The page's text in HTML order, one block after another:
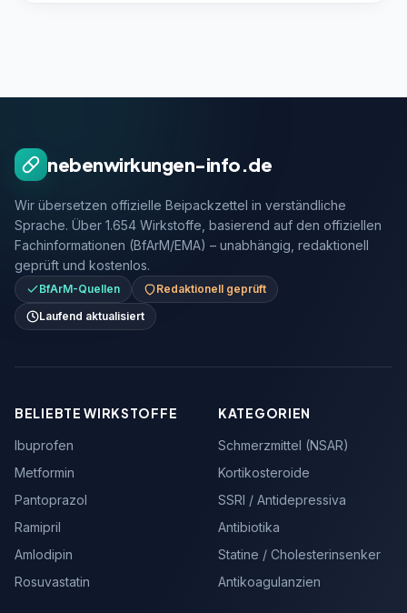
nebenwirkungen-info.de
Wir übersetzen offizielle Beipackzettel in verständliche
Sprache. Über 1.654 Wirkstoffe, basierend auf den offiziellen
Fachinformationen (BfArM/EMA) – unabhängig, redaktionell
geprüft und kostenlos.
BfArM-Quellen
Redaktionell geprüft
Laufend aktualisiert
BELIEBTE WIRKSTOFFE
Ibuprofen
Metformin
Pantoprazol
Ramipril
Amlodipin
Rosuvastatin
KATEGORIEN
Schmerzmittel (NSAR)
Kortikosteroide
SSRI / Antidepressiva
Antibiotika
Statine / Cholesterinsenker
Antikoagulanzien